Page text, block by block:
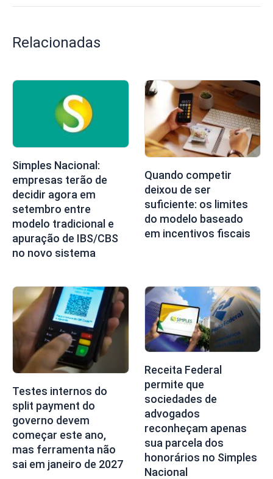
Relacionadas
Simples Nacional:
empresas terão de
decidir agora em
setembro entre
modelo tradicional e
apuração de IBS/CBS
no novo sistema
Quando competir
deixou de ser
suficiente: os limites
do modelo baseado
em incentivos fiscais
Testes internos do
split payment do
governo devem
começar este ano,
mas ferramenta não
sai em janeiro de 2027
Receita Federal
permite que
sociedades de
advogados
reconheçam apenas
sua parcela dos
honorários no Simples
Nacional